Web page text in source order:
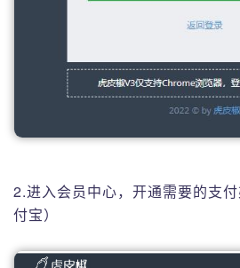
2.进入会员中心，开通需要的支
付宝）